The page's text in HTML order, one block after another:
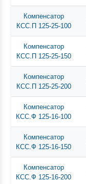
Компенсатор
КСС.П 125-25-100
Компенсатор
КСС.П 125-25-150
Компенсатор
КСС.П 125-25-200
Компенсатор
КСС.Ф 125-16-100
Компенсатор
КСС.Ф 125-16-150
Компенсатор
КСС.Ф 125-16-200